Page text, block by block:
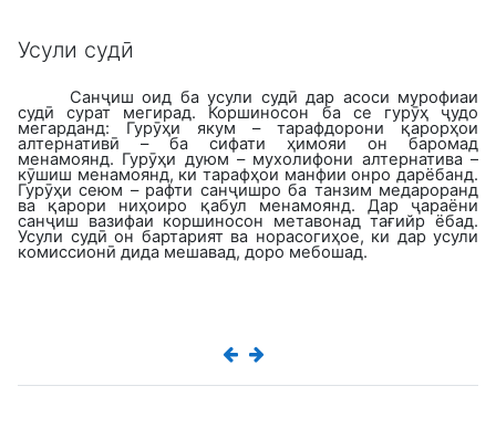
Усули судӣ
Санҷиш оид ба усули судӣ дар асоси мурофиаи
судӣ сурат мегирад.Коршиносон ба се гурӯҳ ҷудо
мегарданд: Гурӯҳи якум – тарафдорони қарорҳои
алтернативӣ – ба сифати ҳимояи он баромад
менамоянд. Гурӯҳи дуюм – мухолифони алтернатива –
кӯшиш менамоянд, ки тарафҳои манфии онро дарёбанд.
Гурӯҳи сеюм – рафти санҷишро ба танзим медароранд
ва қарори ниҳоиро қабул менамоянд. Дар ҷараёни
санҷиш вазифаи коршиносон метавонад тағийр ёбад.
Усули судӣ он бартарият ва норасогиҳое, ки дар усули
комиссионӣ дида мешавад, доро мебошад.